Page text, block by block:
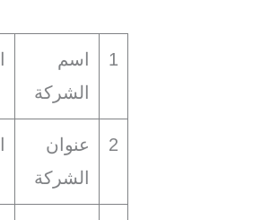
1
اسم
الشركة
2
عنوان
الشركة